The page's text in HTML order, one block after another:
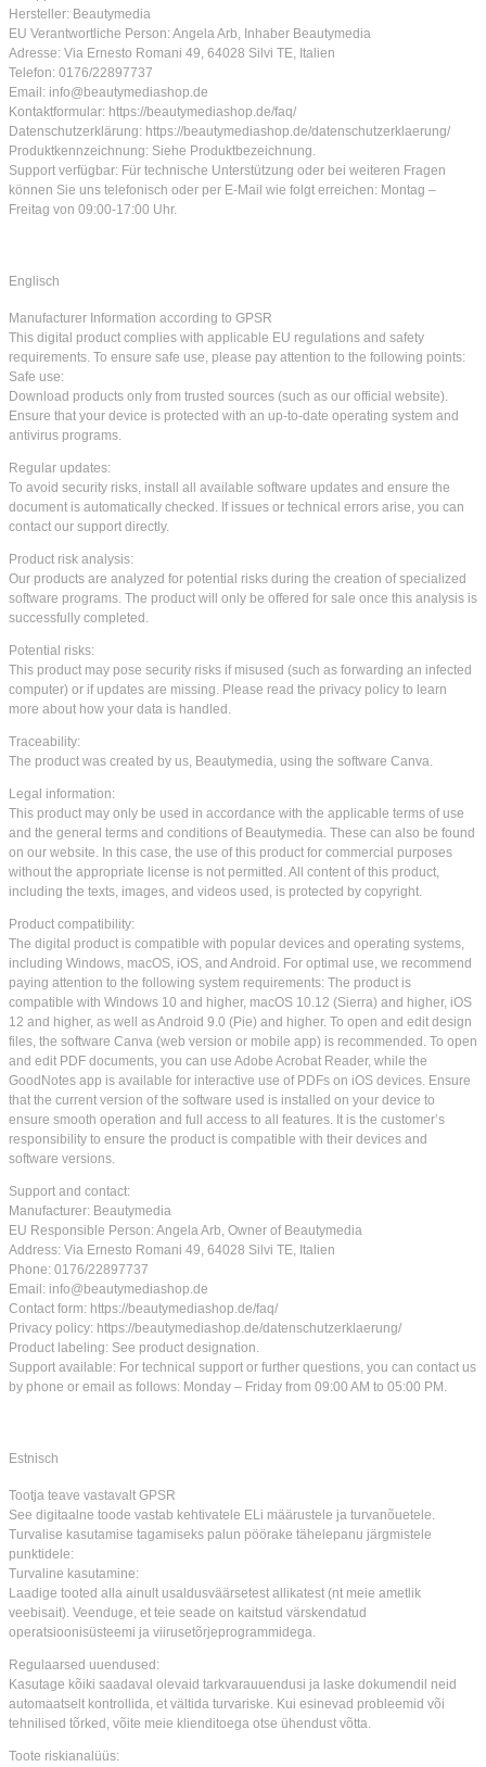
Hersteller: Beautymedia
EU Verantwortliche Person: Angela Arb, Inhaber Beautymedia
Adresse: Via Ernesto Romani 49, 64028 Silvi TE, Italien
Telefon: 0176/22897737
Email: info@beautymediashop.de
Kontaktformular: https://beautymediashop.de/faq/
Datenschutzerklärung: https://beautymediashop.de/datenschutzerklaerung/
Produktkennzeichnung: Siehe Produktbezeichnung.
Support verfügbar: Für technische Unterstützung oder bei weiteren Fragen
können Sie uns telefonisch oder per E-Mail wie folgt erreichen: Montag –
Freitag von 09:00-17:00 Uhr.
Englisch
Manufacturer Information according to GPSR
This digital product complies with applicable EU regulations and safety
requirements. To ensure safe use, please pay attention to the following points:
Safe use:
Download products only from trusted sources (such as our official website).
Ensure that your device is protected with an up-to-date operating system and
antivirus programs.
Regular updates:
To avoid security risks, install all available software updates and ensure the
document is automatically checked. If issues or technical errors arise, you can
contact our support directly.
Product risk analysis:
Our products are analyzed for potential risks during the creation of specialized
software programs. The product will only be offered for sale once this analysis is
successfully completed.
Potential risks:
This product may pose security risks if misused (such as forwarding an infected
computer) or if updates are missing. Please read the privacy policy to learn
more about how your data is handled.
Traceability:
The product was created by us, Beautymedia, using the software Canva.
Legal information:
This product may only be used in accordance with the applicable terms of use
and the general terms and conditions of Beautymedia. These can also be found
on our website. In this case, the use of this product for commercial purposes
without the appropriate license is not permitted. All content of this product,
including the texts, images, and videos used, is protected by copyright.
Product compatibility:
The digital product is compatible with popular devices and operating systems,
including Windows, macOS, iOS, and Android. For optimal use, we recommend
paying attention to the following system requirements: The product is
compatible with Windows 10 and higher, macOS 10.12 (Sierra) and higher, iOS
12 and higher, as well as Android 9.0 (Pie) and higher. To open and edit design
files, the software Canva (web version or mobile app) is recommended. To open
and edit PDF documents, you can use Adobe Acrobat Reader, while the
GoodNotes app is available for interactive use of PDFs on iOS devices. Ensure
that the current version of the software used is installed on your device to
ensure smooth operation and full access to all features. It is the customer’s
responsibility to ensure the product is compatible with their devices and
software versions.
Support and contact:
Manufacturer: Beautymedia
EU Responsible Person: Angela Arb, Owner of Beautymedia
Address: Via Ernesto Romani 49, 64028 Silvi TE, Italien
Phone: 0176/22897737
Email: info@beautymediashop.de
Contact form: https://beautymediashop.de/faq/
Privacy policy: https://beautymediashop.de/datenschutzerklaerung/
Product labeling: See product designation.
Support available: For technical support or further questions, you can contact us
by phone or email as follows: Monday – Friday from 09:00 AM to 05:00 PM.
Estnisch
Tootja teave vastavalt GPSR
See digitaalne toode vastab kehtivatele ELi määrustele ja turvanõuetele.
Turvalise kasutamise tagamiseks palun pöörake tähelepanu järgmistele
punktidele:
Turvaline kasutamine:
Laadige tooted alla ainult usaldusväärsetest allikatest (nt meie ametlik
veebisait). Veenduge, et teie seade on kaitstud värskendatud
operatsioonisüsteemi ja viirusetõrjeprogrammidega.
Regulaarsed uuendused:
Kasutage kõiki saadaval olevaid tarkvarauuendusi ja laske dokumendil neid
automaatselt kontrollida, et vältida turvariske. Kui esinevad probleemid või
tehnilised tõrked, võite meie klienditoega otse ühendust võtta.
Toote riskianalüüs: